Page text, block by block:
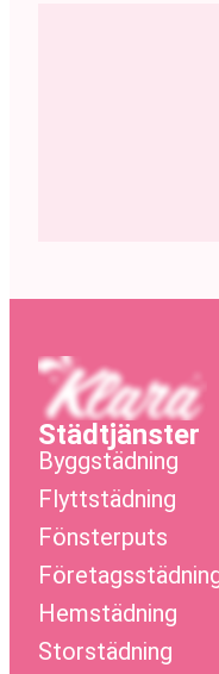
Städtjänster
Byggstädning
Flyttstädning
Fönsterputs
Hemstädning
Storstädning